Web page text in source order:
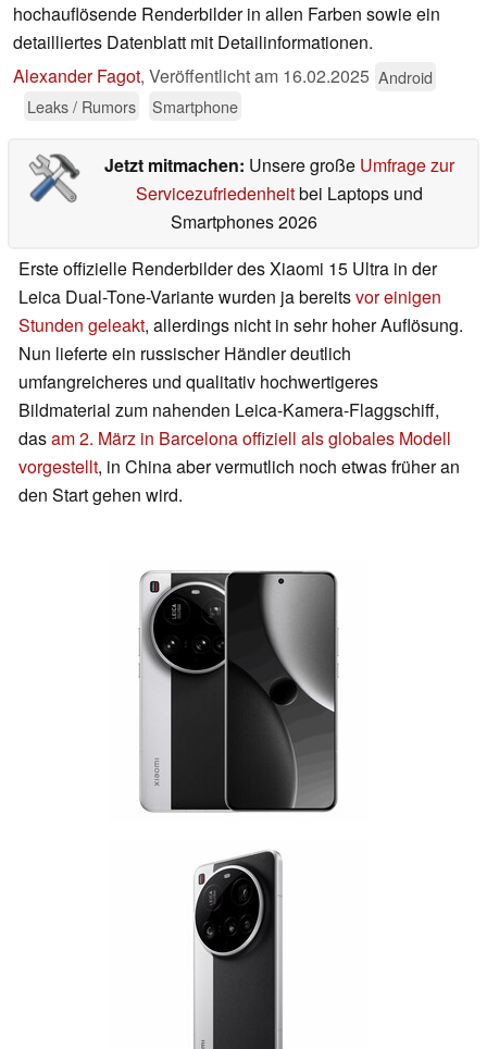
hochauflösende Renderbilder in allen Farben sowie ein
detailliertes Datenblatt mit Detailinformationen.
Alexander Fagot, Veröffentlicht am 16.02.2025 Android
Leaks / Rumors
Smartphone
Jetzt mitmachen: Unsere große Umfrage zur
Servicezufriedenheitbei Laptops und
Smartphones 2026
Erste offizielle Renderbilder des Xiaomi 15 Ultra in der
Leica Dual-Tone-Variante wurden ja bereitsvor einigen
Stunden geleakt, allerdings nicht in sehr hoher Auflösung.
Nun lieferte ein russischer Händler deutlich
umfangreicheres und qualitativ hochwertigeres
Bildmaterial zum nahenden Leica-Kamera-Flaggschiff,
dasam 2. März in Barcelona offiziell als globales Modell
vorgestellt, in China aber vermutlich noch etwas früher an
den Start gehen wird.